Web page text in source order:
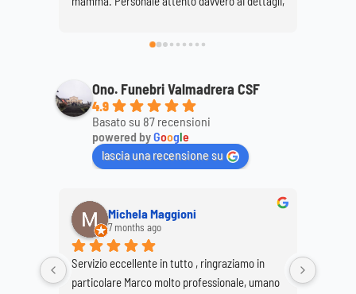
Daniela e Giovanna Bonaiti.
Ono. Funebri Valmadrera CSF
4.9
Basato su 87 recensioni
powered byGoogle
lascia una recensione su
Michela Maggioni
7 months ago
Servizio eccellente in tutto , ringraziamo in
particolare Marco molto professionale, umano
Ringrazio,
Marco e